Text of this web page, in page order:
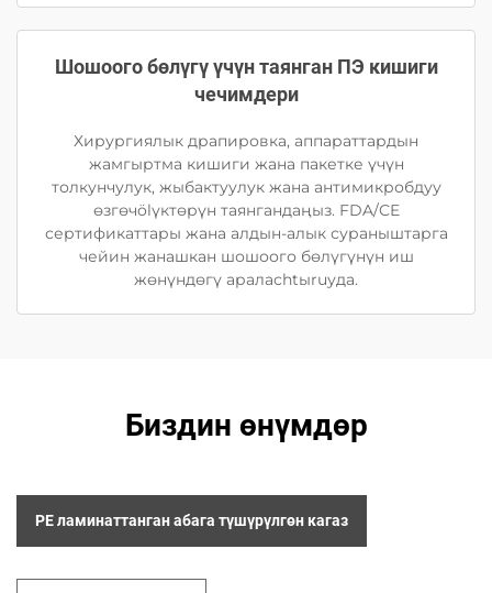
Шошоого бөлүгү үчүн таянган ПЭ кишиги
чечимдери
Хирургиялык драпировка, аппараттардын
жамгыртма кишиги жана пакетке үчүн
толкунчулук, жыбактуулук жана антимикробдуу
өзгөчölүктөрүн таянгандаңыз. FDA/CE
сертификаттары жана алдын-алык сураныштарга
чейин жанашкан шошоого бөлүгүнүн иш
жөнүндөгү араласhtыruуда.
Биздин өнүмдөр
PE ламинаттанган абага түшүрүлгөн кагаз